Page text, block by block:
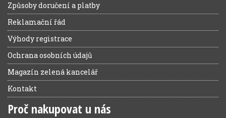
Způsoby doručení a platby
Reklamační řád
Výhody registrace
Ochrana osobních údajů
Magazín zelená kancelář
Kontakt
Proč nakupovat u nás